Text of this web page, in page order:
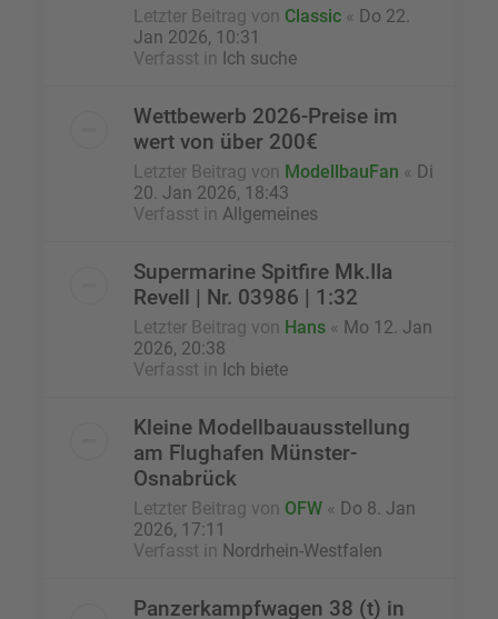
Letzter Beitrag von Classic « Do 22.
Jan 2026, 10:31
Verfasst in Ich suche
Wettbewerb 2026-Preise im
wert von über 200€
Letzter Beitrag von ModellbauFan « Di
20. Jan 2026, 18:43
Verfasst in Allgemeines
Supermarine Spitfire Mk.IIa
Revell | Nr. 03986 | 1:32
Letzter Beitrag von Hans « Mo 12. Jan
2026, 20:38
Verfasst in Ich biete
Kleine Modellbauausstellung
am Flughafen Münster-
Osnabrück
Letzter Beitrag von OFW « Do 8. Jan
2026, 17:11
Verfasst in Nordrhein-Westfalen
Panzerkampfwagen 38 (t) in